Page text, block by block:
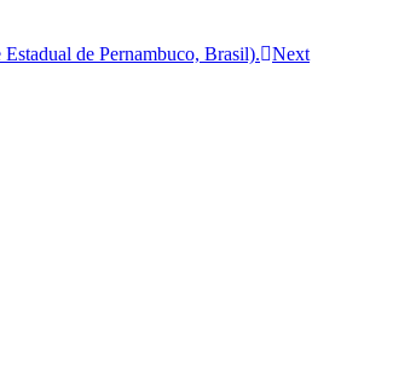
de Pernambuco, Brasil). Next